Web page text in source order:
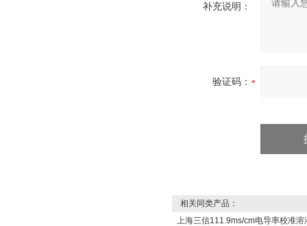
补充说明：
验证码：
相关同类产品：
上海三信111.9ms/cm电导率校准溶